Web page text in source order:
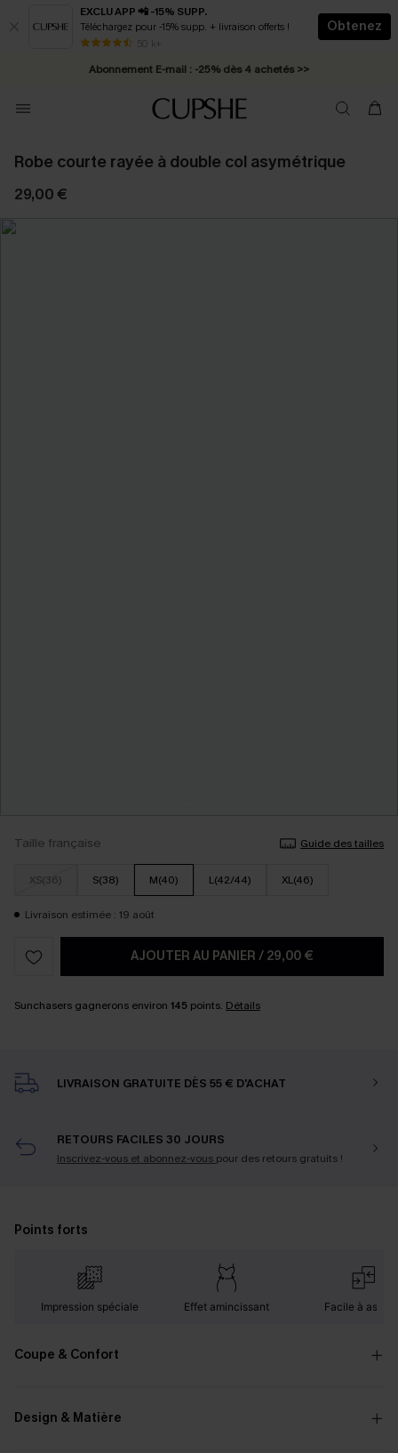
EXCLU APP 📲 -15% SUPP.
Téléchargez pour -15% supp. + livraison offerts !
50 k+
Obtenez
* Livraison éclair 2-3 jours ouvrés >>
Abonnement E-mail : -25% dès 4 achetés >>
Robe courte rayée à double col asymétrique
29,00 €
Taille française Guide des tailles
XS(36) S(38) M(40) L(42/44) XL(46)
Livraison estimée : 19 août
AJOUTER AU PANIER / 29,00 €
Sunchasers gagnerons environ 145 points. Détails
LIVRAISON GRATUITE DÈS 55 € D'ACHAT
RETOURS FACILES 30 JOURS
Inscrivez-vous et abonnez-vous pour des retours gratuits !
Points forts
Impression spéciale Effet amincissant Facile à
Coupe & Confort
Design & Matière